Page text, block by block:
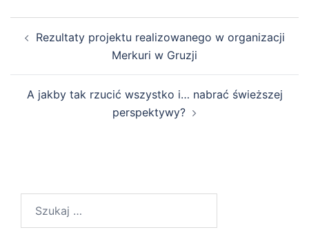
wpisu
Rezultaty projektu realizowanego w organizacji
Merkuri w Gruzji
A jakby tak rzucić wszystko i… nabrać świeższej
perspektywy?